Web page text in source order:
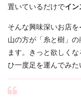
置いているだけでイン
そんな興味深いお店を
山の方が「糸と樹」
ます。きっと欲しく
ひ一度足を運んでみた